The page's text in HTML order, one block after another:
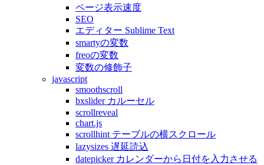
ページ表示速度
SEO
エディター Sublime Text
smartyの変数
freoの変数
変数の修飾子
javascript
smoothscroll
bxslider カルーセル
scrollreveal
chart.js
scrollhint テーブルの横スクロール
lazysizes 遅延読込
datepicker カレンダーから日付を入力させる